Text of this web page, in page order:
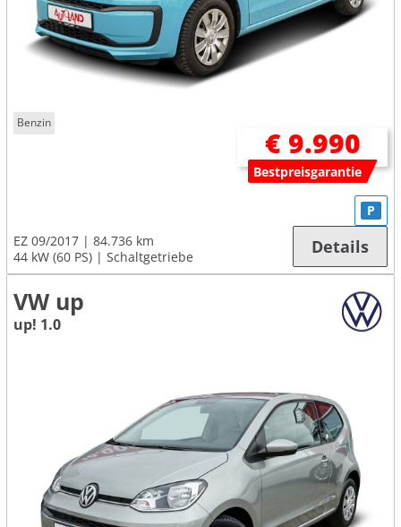
Benzin
€ 9.990
Bestpreisgarantie
EZ 09/2017
84.736 km
44 kW (60 PS)
Schaltgetriebe
P
Details
VW up
up! 1.0